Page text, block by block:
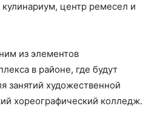
кулинариум, центр ремесел и
из элементов
в районе, где будут
занятий художественной
хореографический колледж.